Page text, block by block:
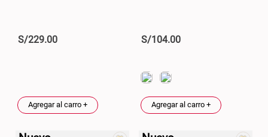
S/229.00
Agregar al carro +
S/104.00
Agregar al carro +